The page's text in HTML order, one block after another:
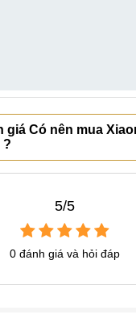
giá Có nên mua
?
5/5
0 đánh giá và hỏi đáp